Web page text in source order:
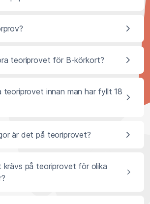
teoriprovet för B-körkort?
teoriprovet innan man har fyllt 18
är det på teoriprovet?
krävs på teoriprovet för olika